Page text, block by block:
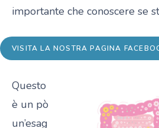
importante che conoscere se
VISITA LA NOSTRA PAGINA
Questo
è un pò
un’esag